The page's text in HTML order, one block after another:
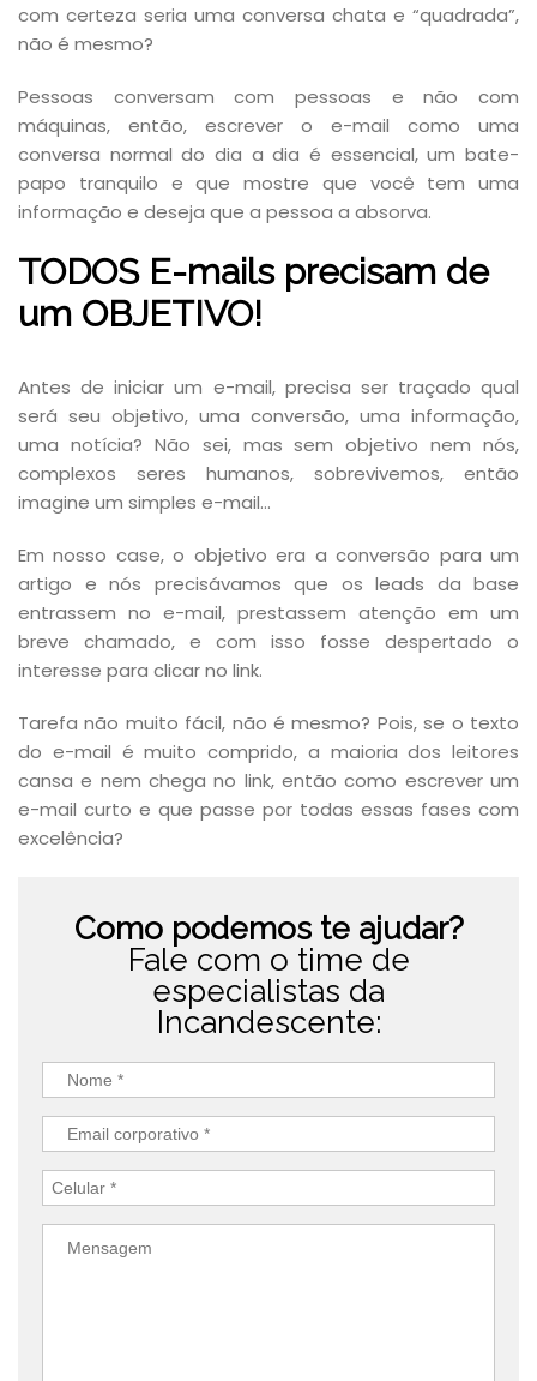
com certeza seria uma conversa chata e “quadrada”,
não é mesmo?
Pessoas conversam com pessoas e não com
máquinas, então, escrever o e-mail como uma
conversa normal do dia a dia é essencial, um bate-
papo tranquilo e que mostre que você tem uma
informação e deseja que a pessoa a absorva.
TODOS E-mails precisam de
um OBJETIVO!
Antes de iniciar um e-mail, precisa ser traçado qual
será seu objetivo, uma conversão, uma informação,
uma notícia? Não sei, mas sem objetivo nem nós,
complexos seres humanos, sobrevivemos, então
imagine um simples e-mail…
Em nosso case, o objetivo era a conversão para um
artigo e nós precisávamos que os leads da base
entrassem no e-mail, prestassem atenção em um
breve chamado, e com isso fosse despertado o
interesse para clicar no link.
Tarefa não muito fácil, não é mesmo? Pois, se o texto
do e-mail é muito comprido, a maioria dos leitores
cansa e nem chega no link, então como escrever um
e-mail curto e que passe por todas essas fases com
excelência?
Como podemos te ajudar?
Fale com o time de
especialistas da
Incandescente: